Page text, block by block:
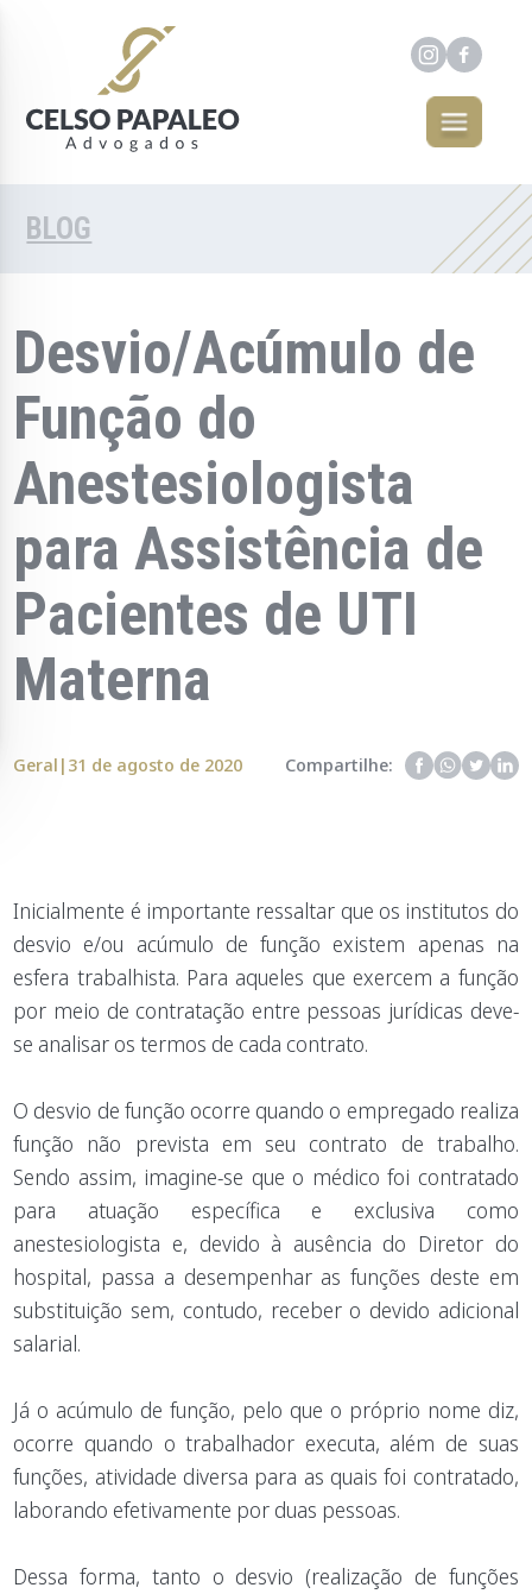
BLOG
Desvio/Acúmulo de
Função do
Anestesiologista
para Assistência de
Pacientes de UTI
Materna
Geral | 31 de agosto de 2020 Compartilhe:
Inicialmente é importante ressaltar que os institutos do
desvio e/ou acúmulo de função existem apenas na
esfera trabalhista. Para aqueles que exercem a função
por meio de contratação entre pessoas jurídicas deve-
se analisar os termos de cada contrato.
O desvio de função ocorre quando o empregado realiza
função não prevista em seu contrato de trabalho.
Sendo assim, imagine-se que o médico foi contratado
para atuação específica e exclusiva como
anestesiologista e, devido à ausência do Diretor do
hospital, passa a desempenhar as funções deste em
substituição sem, contudo, receber o devido adicional
salarial.
Já o acúmulo de função, pelo que o próprio nome diz,
ocorre quando o trabalhador executa, além de suas
funções, atividade diversa para as quais foi contratado,
laborando efetivamente por duas pessoas.
Dessa forma, tanto o desvio (realização de funções